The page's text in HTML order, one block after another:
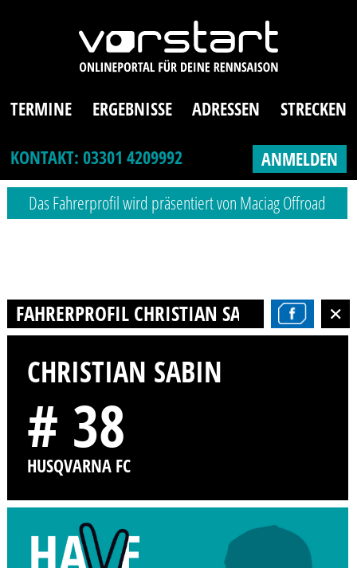
TERMINE ERGEBNISSE ADRESSEN
STRECKEN
KONTAKT: 03301 4209992
ANMELDEN
Das Fahrerprofil wird präsentiert von Maciag Offroad
FAHRERPROFIL CHRISTIAN SABIN
CHRISTIAN SABIN
# 38
HUSQVARNA FC